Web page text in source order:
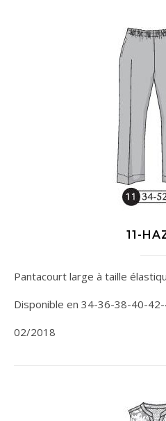
11-
Pantacourt large à taille
Disponible en 34-36-38-40-
02/2018